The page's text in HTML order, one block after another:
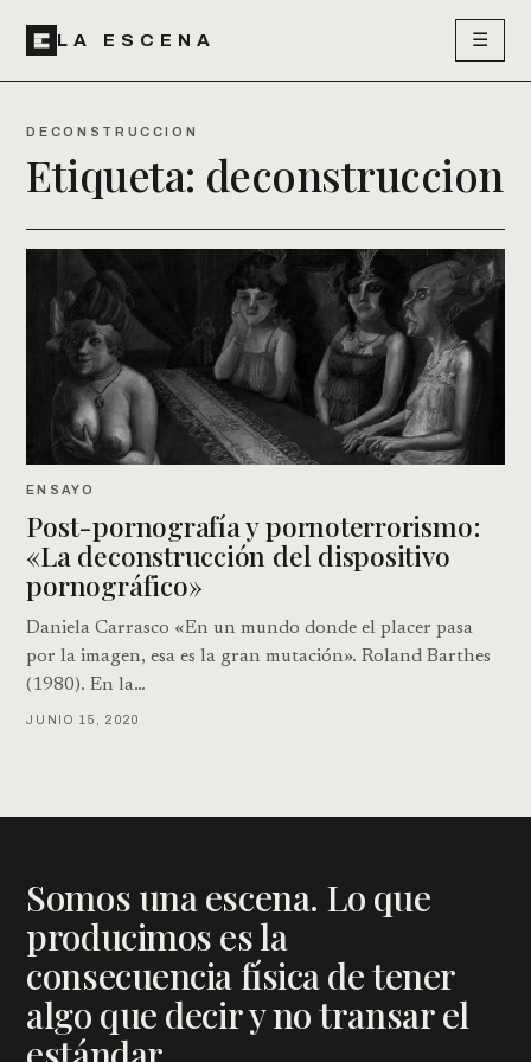
LA ESCENA ☰
DECONSTRUCCION
Etiqueta: deconstruccion
ENSAYO
Post-pornografía y pornoterrorismo:
«La deconstrucción del dispositivo
pornográfico»
Daniela Carrasco «En un mundo donde el placer pasa
por la imagen, esa es la gran mutación». Roland Barthes
(1980). En la…
JUNIO 15, 2020
Somos una escena. Lo que
producimos es la
consecuencia física de tener
algo que decir y no transar el